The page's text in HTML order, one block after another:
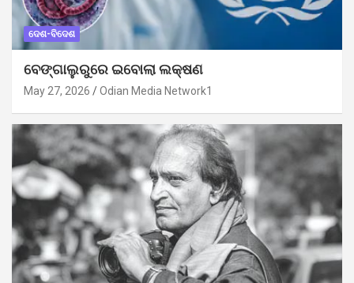
ଦେଶ-ବିଦେଶ
ବେଙ୍ଗାଲୁରୁରେ ଇବୋଲା ଲକ୍ଷଣ
May 27, 2026 Odian Media Network1